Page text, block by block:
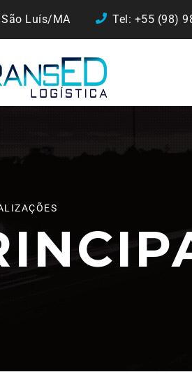
Luís/MA Tel: +55 (98)